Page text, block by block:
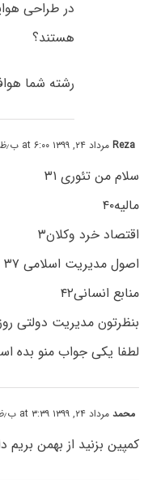
در طراحی
هستند؟
رشته شما
Rezaمرداد ۲۴, ۱۳۹۹ at ۶:۰۰ ب٫ظ
سلام من تئوری ۳۱
مالیه۴۰
اقتصاد خرد و‌کلان۳
اصول مدیریت اسلامی ۳۷
منابع انسانی۴۲
بنظرتون مدیریت دولتی
لطفا یکی جواب منو بده
محمدمرداد ۲۴, ۱۳۹۹ at ۳:۳۹ ب٫ظ
کمپین بزنید از بهمن بریم